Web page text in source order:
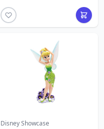
Disney Showcase